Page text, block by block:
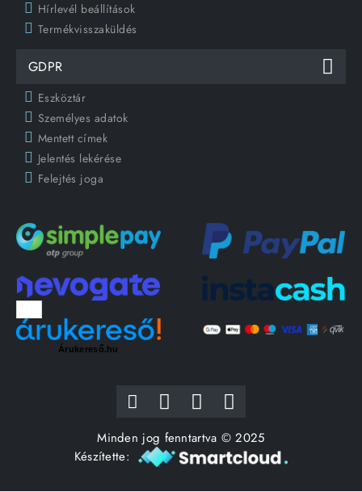
Hírlevél beállítások
Termékvisszaküldés
GDPR
Eszköztár
Személyes adatok
Mentett címek
Jelentés lekérése
Felejtés joga
Árukereső.hu
Minden jog fenntartva © 2025
Készítette: